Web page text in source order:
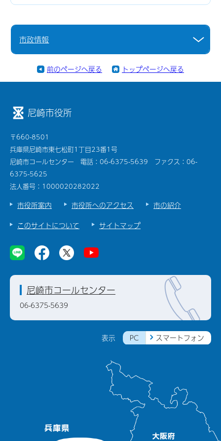
市政情報
前のページへ戻る トップページへ戻る
尼崎市役所
〒660-8501
兵庫県尼崎市東七松町1丁目23番1号
尼崎市コールセンター 電話：06-6375-5639 ファクス：06-
6375-5625
法人番号：1000020282022
市役所案内 市役所へのアクセス
市の紹介
このサイトについて
サイトマップ
表示 PC スマートフォン
尼崎市コールセンター
06-6375-5639